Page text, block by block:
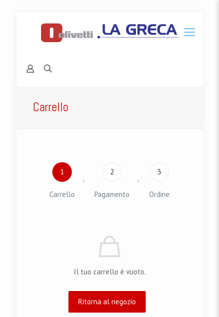
Carrello
1
Carrello
2
Pagamento
3
Ordine
Il tuo carrello è vuoto.
Ritorna al negozio